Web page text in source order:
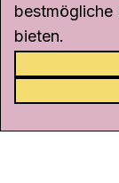
KONTAKT
bestmögliche
bieten.